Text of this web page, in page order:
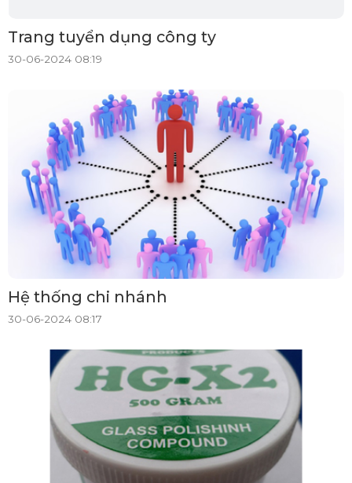
Trang tuyển dụng công ty
30-06-2024 08:19
Hệ thống chi nhánh
30-06-2024 08:17